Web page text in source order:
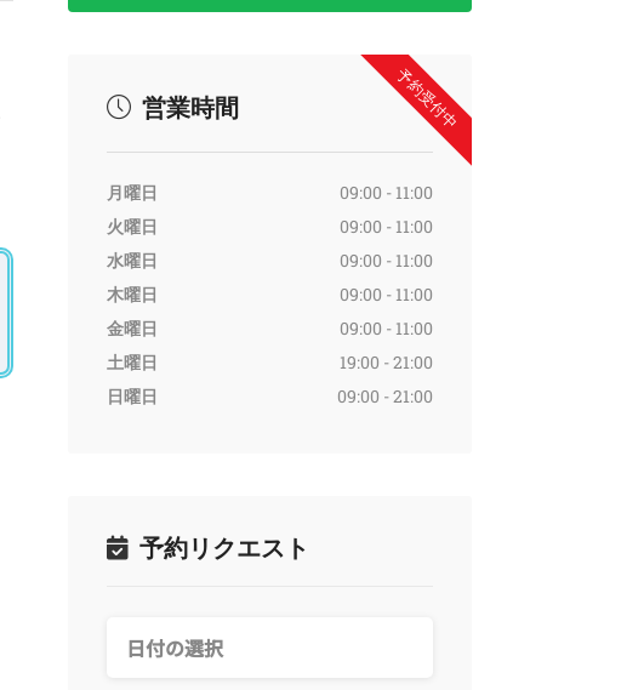
予約受付中
営業時間
月曜日
09:00 - 11:00
火曜日
09:00 - 11:00
水曜日
09:00 - 11:00
木曜日
09:00 - 11:00
金曜日
09:00 - 11:00
土曜日
19:00 - 21:00
日曜日
09:00 - 21:00
予約リクエスト